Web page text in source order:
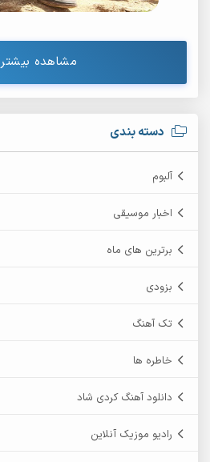
دسته بندی
آلبوم
اخبار موسیقی
برترین های ماه
بزودی
تک آهنگ
خاطره ها
دانلود آهنگ کردی شاد
رادیو موزیک آنلاین
مشاهده بیشتر